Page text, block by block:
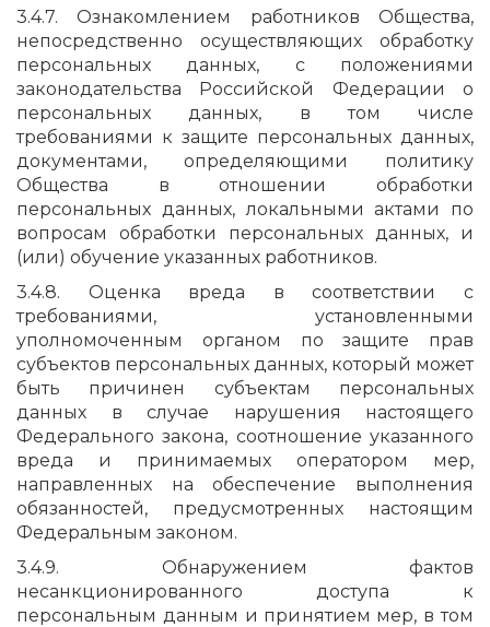
3.4.7. Ознакомлением работников Общества,
непосредственно осуществляющих обработку
персональных данных, с положениями
законодательства Российской Федерации о
персональных данных, в том числе
требованиями к защите персональных данных,
документами, определяющими политику
Общества в отношении обработки
персональных данных, локальными актами по
вопросам обработки персональных данных, и
(или) обучение указанных работников.
3.4.8. Оценка вреда в соответствии с
требованиями, установленными
уполномоченным органом по защите прав
субъектов персональных данных, который может
быть причинен субъектам персональных
данных в случае нарушения настоящего
Федерального закона, соотношение указанного
вреда и принимаемых оператором мер,
направленных на обеспечение выполнения
обязанностей, предусмотренных настоящим
Федеральным законом.
3.4.9. Обнаружением фактов
несанкционированного доступа к
персональным данным и принятием мер, в том